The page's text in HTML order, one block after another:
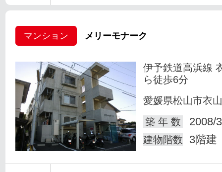
マンション メリーモナーク
伊予鉄道高浜線
ら徒歩6分
愛媛県松山市衣山
築 年 数
2008/
建物階数 3階建